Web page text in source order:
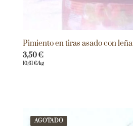
Pimiento en tiras asado con leña
3,50€
10,61€/kg
AGOTADO